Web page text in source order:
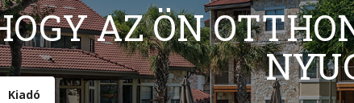
AZ ÖN
Kiadó